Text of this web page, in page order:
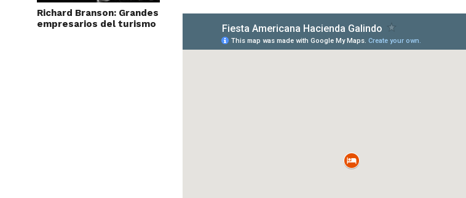
Richard Branson: Grandes
empresarios del turismo